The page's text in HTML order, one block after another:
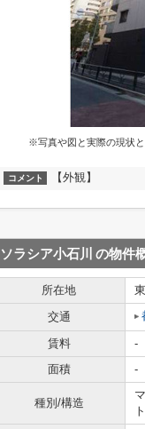
※写真や図と実際の現状
コメント 【外観】
ソラシア小石川 の物件
所在地
交通
賃料
-
面積
-
種別/構造
ト